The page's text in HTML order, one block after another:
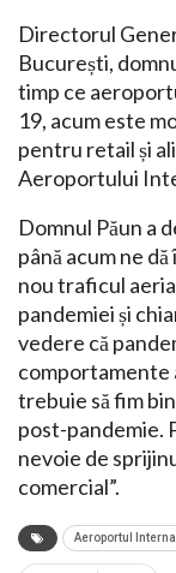
Directorul
București,
timp ce
19, acum este
pentru retail și
Aeroportului
Domnul Păun a
până acum ne
nou traficul
pandemiei și
vedere că
comportamente
trebuie să fim
post-pandemie.
nevoie de
comercial”.
Aeroportul